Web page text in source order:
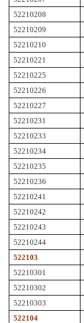
52210208
52210209
52210210
52210221
52210225
52210226
52210227
52210231
52210233
52210234
52210235
52210236
52210241
52210242
52210243
52210244
522103
52210301
52210302
52210303
522104